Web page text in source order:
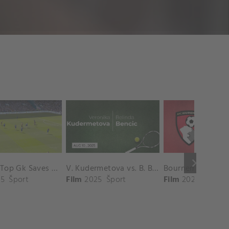
keyboard_arrow_right
Chelsea Top Gk Saves vs. Crystal Palace
Šport
V. Kudermetova vs. B. Bencic Match Highlights - CINCINNATI_Champions Court ( August 10, 2025)
Film 2025 Šport Film 2025